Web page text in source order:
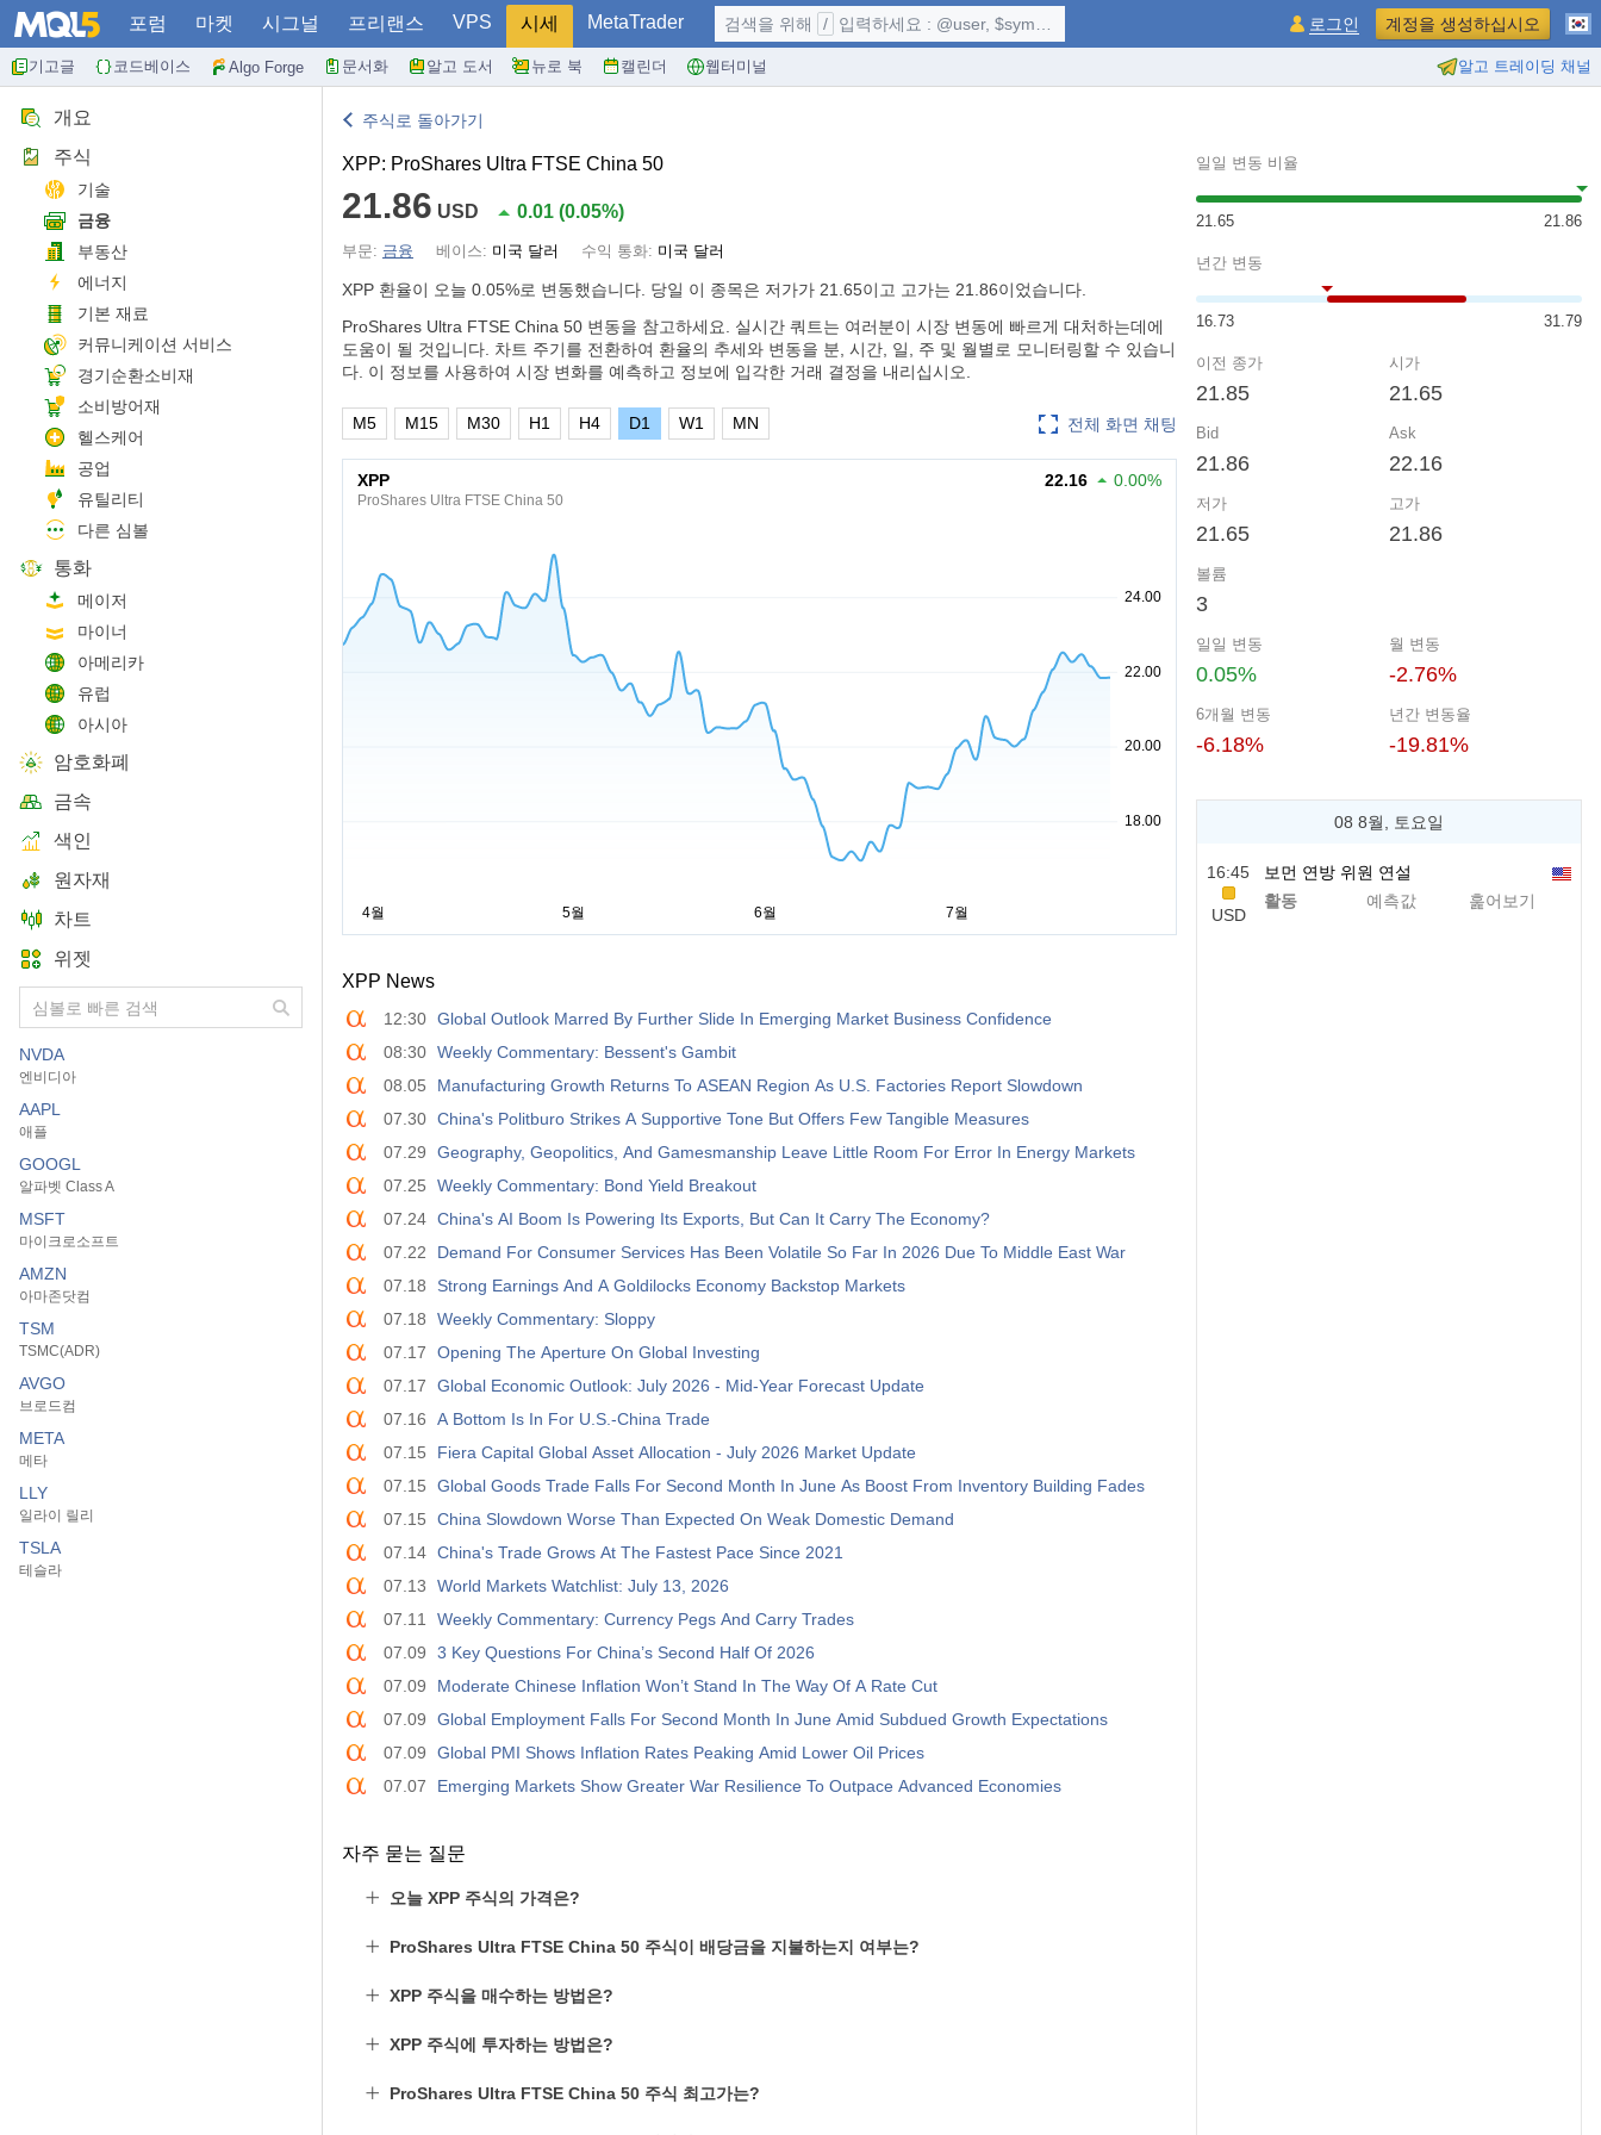
포럼 마켓 시그널 프리랜스 VPS 시세 MetaTrader
기고글 코드베이스 Algo Forge 문서화 알고 도서 뉴로 북 캘린더 웹터미널 알고 트레이딩 채널
검색을 위해 / 입력하세요 : @user, $symbol, ... 로그인 계정을 생성하십시오
개요
주식
기술
금융
부동산
에너지
기본 재료
커뮤니케이션 서비스
경기순환소비재
소비방어재
헬스케어
공업
유틸리티
다른 심볼
통화
메이저
마이너
아메리카
유럽
아시아
암호화폐
금속
색인
원자재
차트
위젯
NVDA
엔비디아
AAPL
애플
GOOGL
알파벳 Class A
MSFT
마이크로소프트
AMZN
아마존닷컴
TSM
TSMC(ADR)
AVGO
브로드컴
META
메타
LLY
일라이 릴리
TSLA
테슬라
주식로 돌아가기
XPP: ProShares Ultra FTSE China 50
21.86 USD 0.01 (0.05%)
부문: 금융 베이스: 미국 달러 수익 통화: 미국 달러
XPP 환율이 오늘 0.05%로 변동했습니다. 당일 이 종목은 저가가 21.65이고 고가는 21.86이었습니다.
ProShares Ultra FTSE China 50 변동을 참고하세요. 실시간 쿼트는 여러분이 시장 변동에 빠르게 대처하는데에
도움이 될 것입니다. 차트 주기를 전환하여 환율의 추세와 변동을 분, 시간, 일, 주 및 월별로 모니터링할 수 있습니
다. 이 정보를 사용하여 시장 변화를 예측하고 정보에 입각한 거래 결정을 내리십시오.
전체 화면 채팅
M5 M15 M30 H1 H4 D1 W1 MN
XPP
ProShares Ultra FTSE China 50
22.16 0.00%
XPP News
12:30 Global Outlook Marred By Further Slide In Emerging Market Business Confidence
08:30 Weekly Commentary: Bessent's Gambit
08.05
Manufacturing Growth Returns To ASEAN Region As U.S. Factories Report Slowdown
07.30 China's Politburo Strikes A Supportive Tone But Offers Few Tangible Measures
07.29
Geography, Geopolitics, And Gamesmanship Leave Little Room For Error In Energy Markets
07.25
Weekly Commentary: Bond Yield Breakout
07.24 China's AI Boom Is Powering Its Exports, But Can It Carry The Economy?
07.22
Demand For Consumer Services Has Been Volatile So Far In 2026 Due To Middle East War
07.18
Strong Earnings And A Goldilocks Economy Backstop Markets
07.18
Weekly Commentary: Sloppy
07.17
Opening The Aperture On Global Investing
07.17
Global Economic Outlook: July 2026 - Mid-Year Forecast Update
07.16
A Bottom Is In For U.S.-China Trade
07.15
Fiera Capital Global Asset Allocation - July 2026 Market Update
07.15
Global Goods Trade Falls For Second Month In June As Boost From Inventory Building Fades
07.15
China Slowdown Worse Than Expected On Weak Domestic Demand
07.14 China's Trade Grows At The Fastest Pace Since 2021
07.13
World Markets Watchlist: July 13, 2026
07.11
Weekly Commentary: Currency Pegs And Carry Trades
07.09
3 Key Questions For China’s Second Half Of 2026
07.09
Moderate Chinese Inflation Won’t Stand In The Way Of A Rate Cut
07.09
Global Employment Falls For Second Month In June Amid Subdued Growth Expectations
07.09
Global PMI Shows Inflation Rates Peaking Amid Lower Oil Prices
07.07
Emerging Markets Show Greater War Resilience To Outpace Advanced Economies
자주 묻는 질문
오늘 XPP 주식의 가격은?
ProShares Ultra FTSE China 50 주식이 배당금을 지불하는지 여부는?
XPP 주식을 매수하는 방법은?
XPP 주식에 투자하는 방법은?
ProShares Ultra FTSE China 50 주식 최고가는?
일일 변동 비율
21.65 21.86
년간 변동
16.73 31.79
이전 종가
21.85
시가
21.65
Bid
21.86
Ask
22.16
저가
21.65
고가
21.86
볼륨
3
일일 변동
0.05%
월 변동
-2.76%
6개월 변동
-6.18%
년간 변동율
-19.81%
08 8월, 토요일
16:45
USD
보먼 연방 위원 연설
활동
예측값 훑어보기